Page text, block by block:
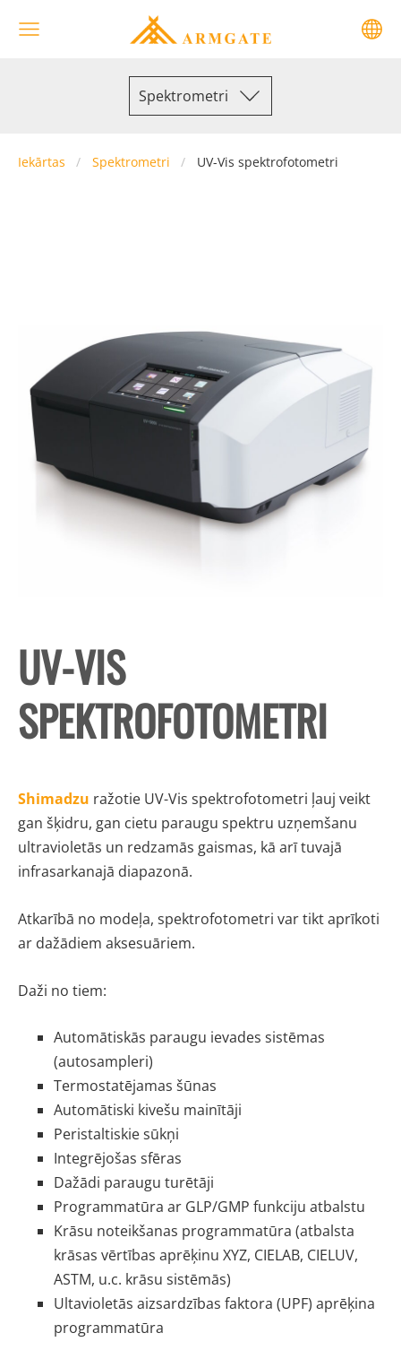
Spektrometri
Iekārtas Spektrometri UV-Vis spektrofotometri
UV-VIS
SPEKTROFOTOMETRI
Shimadzu ražotie UV-Vis spektrofotometri ļauj veikt
gan šķidru, gan cietu paraugu spektru uzņemšanu
ultravioletās un redzamās gaismas, kā arī tuvajā
infrasarkanajā diapazonā.
Atkarībā no modeļa, spektrofotometri var tikt aprīkoti
ar dažādiem aksesuāriem.
Daži no tiem:
Automātiskās paraugu ievades sistēmas
(autosampleri)
Termostatējamas šūnas
Automātiski kivešu mainītāji
Peristaltiskie sūkņi
Integrējošas sfēras
Dažādi paraugu turētāji
Programmatūra ar GLP/GMP funkciju atbalstu
Krāsu noteikšanas programmatūra (atbalsta
krāsas vērtības aprēķinu XYZ, CIELAB, CIELUV,
ASTM, u.c. krāsu sistēmās)
Ultavioletās aizsardzības faktora (UPF) aprēķina
programmatūra